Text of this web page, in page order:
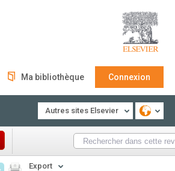
Ma bibliothèque Connexion
Autres sites Elsevier
Export